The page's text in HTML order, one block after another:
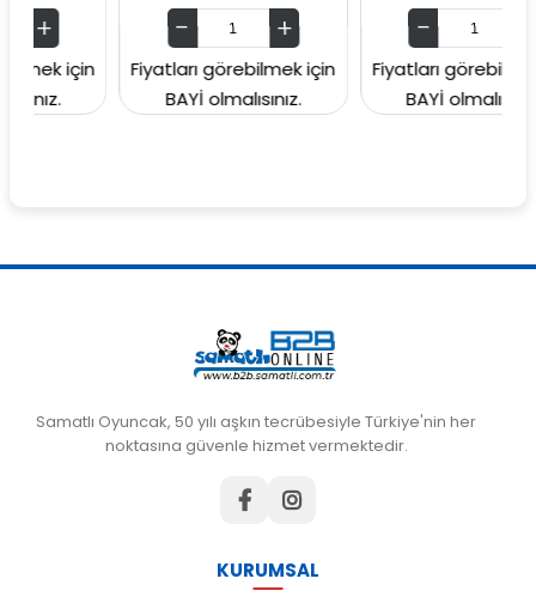
için
Fiyatları görebilmek için
BAYİ olmalısınız.
Fiyatları görebilmek için
BAYİ olmalısınız.
Samatlı Oyuncak, 50 yılı aşkın tecrübesiyle Türkiye'nin her
noktasına güvenle hizmet vermektedir.
KURUMSAL